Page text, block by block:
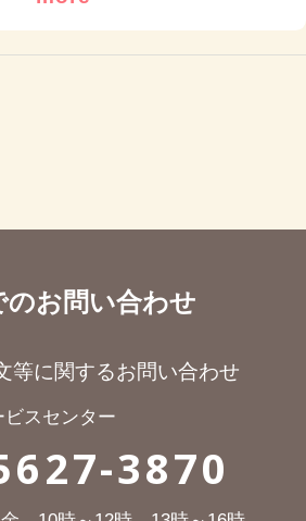
のお問い合わせ
等に関するお問い合わせ
スセンター
3870